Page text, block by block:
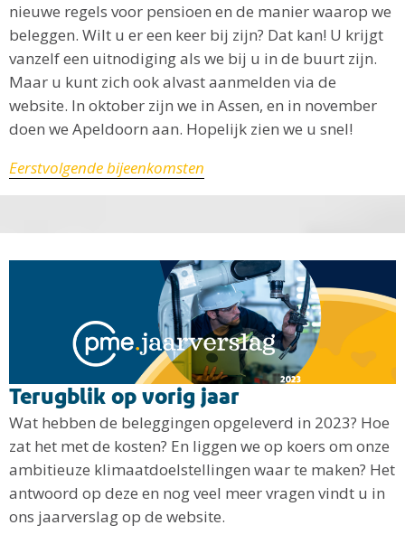
nieuwe regels voor pensioen en de manier waarop we
beleggen. Wilt u er een keer bij zijn? Dat kan! U krijgt
vanzelf een uitnodiging als we bij u in de buurt zijn.
Maar u kunt zich ook alvast aanmelden via de
website. In oktober zijn we in Assen, en in november
doen we Apeldoorn aan. Hopelijk zien we u snel!
Eerstvolgende bijeenkomsten
Terugblik op vorig jaar
Wat hebben de beleggingen opgeleverd in 2023? Hoe
zat het met de kosten? En liggen we op koers om onze
ambitieuze klimaatdoelstellingen waar te maken? Het
antwoord op deze en nog veel meer vragen vindt u in
ons jaarverslag op de website.